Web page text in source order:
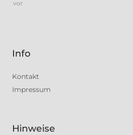
vor
Info
Kontakt
Impressum
Hinweise